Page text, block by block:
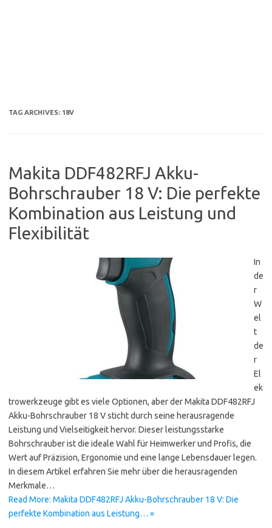
TAG ARCHIVES: 18V
Makita DDF482RFJ Akku-
Bohrschrauber 18 V: Die perfekte
Kombination aus Leistung und
Flexibilität
In
de
r
W
el
t
de
r
El
ek
trowerkzeuge gibt es viele Optionen, aber der Makita DDF482RFJ
Akku-Bohrschrauber 18 V sticht durch seine herausragende
Leistung und Vielseitigkeit hervor. Dieser leistungsstarke
Bohrschrauber ist die ideale Wahl für Heimwerker und Profis, die
Wert auf Präzision, Ergonomie und eine lange Lebensdauer legen.
In diesem Artikel erfahren Sie mehr über die herausragenden
Merkmale…
Read More: Makita DDF482RFJ Akku-Bohrschrauber 18 V: Die
perfekte Kombination aus Leistung… »